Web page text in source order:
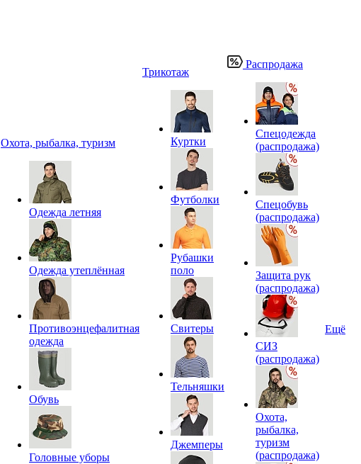
Охота, рыбалка, туризм
Одежда летняя
Одежда утеплённая
Противоэнцефалитная
одежда
Обувь
Головные уборы
Трикотаж
Куртки
Футболки
Рубашки
поло
Свитеры
Тельняшки
Джемперы
Распродажа
Спецодежда
(распродажа)
Спецобувь
(распродажа)
Защита рук
(распродажа)
СИЗ
(распродажа)
Охота,
рыбалка,
туризм
(распродажа)
Ещё